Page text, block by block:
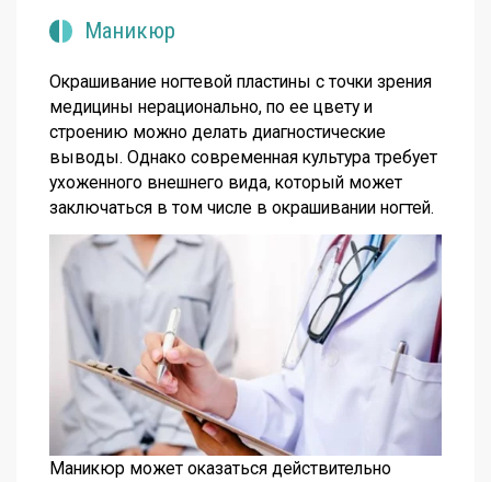
Маникюр
Окрашивание ногтевой пластины с точки зрения
медицины нерационально, по ее цвету и
строению можно делать диагностические
выводы. Однако современная культура требует
ухоженного внешнего вида, который может
заключаться в том числе в окрашивании ногтей.
Маникюр может оказаться действительно